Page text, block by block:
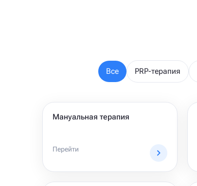
Все PRP-терапия
Мануальная терапия
Перейти